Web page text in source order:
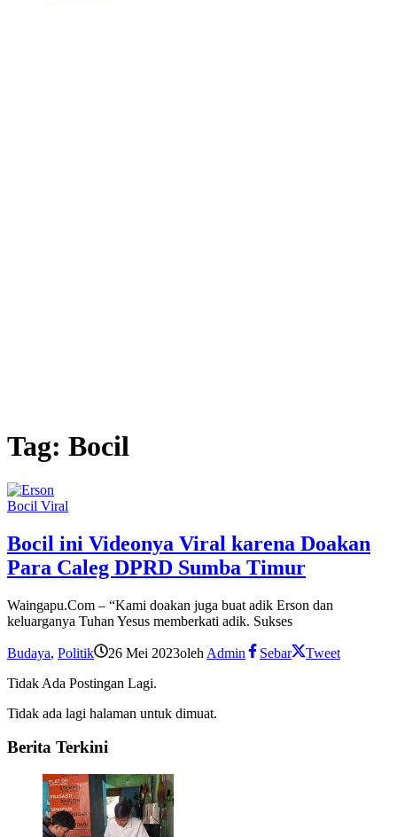
Tag: Bocil
Bocil Viral
Bocil ini Videonya Viral karena Doakan
Para Caleg DPRD Sumba Timur
Waingapu.Com – “Kami doakan juga buat adik Erson dan
keluarganya Tuhan Yesus memberkati adik. Sukses
Budaya, Politik 26 Mei 2023oleh Admin Sebar
Tweet
Tidak Ada Postingan Lagi.
Tidak ada lagi halaman untuk dimuat.
Berita Terkini